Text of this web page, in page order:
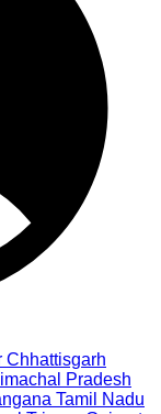
Chhattisgarh
Pradesh
Tamil Nadu